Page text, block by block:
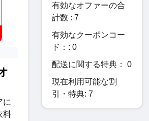
に
料
有効なオファーの合
計数 : 7
有効なクーポンコー
ド：: 0
配送に関する特典： 0
現在利用可能な割
引・特典: 7